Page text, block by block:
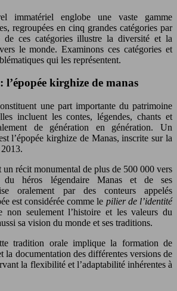
immatériel englobe une vaste gamme
regroupées en cinq grandes catégories par
de ces catégories illustre la diversité et la
le monde. Examinons ces catégories et
qui les représentent.
kirghize de manas
une part importante du patrimoine
incluent les contes, légendes, chants et
de génération en génération. Un
l’épopée kirghize de Manas, inscrite sur la
un récit monumental de plus de 500 000 vers
du héros légendaire Manas et de ses
oralement par des conteurs appelés
est considérée comme le pilier de l’identité
non seulement l’histoire et les valeurs du
sa vision du monde et ses traditions.
tradition orale implique la formation de
la documentation des différentes versions de
la flexibilité et l’adaptabilité inhérentes à